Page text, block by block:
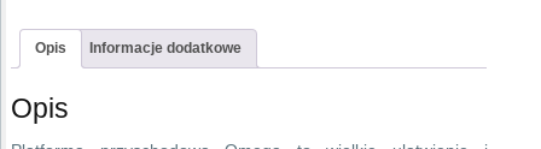
Opis Informacje dodatkowe
Opis